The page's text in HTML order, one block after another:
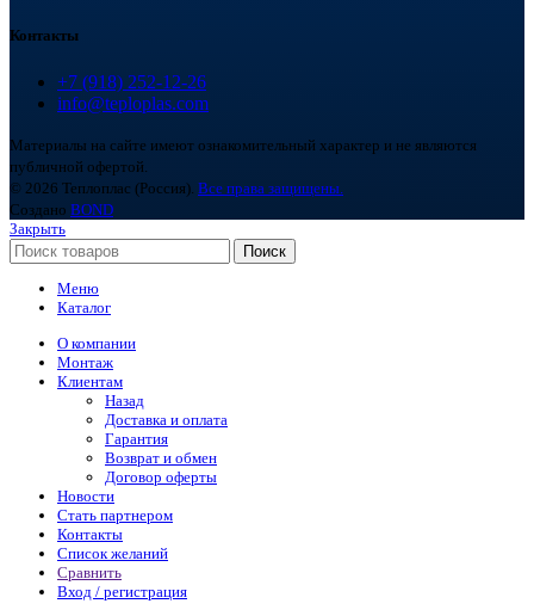
Контакты
+7 (918) 252-12-26
info@teploplas.com
Материалы на сайте имеют ознакомительный характер и не являются
публичной офертой.
© 2026 Теплоплас (Россия). Все права защищены.
Создано BOND
Закрыть
Поиск
Меню
Каталог
О компании
Монтаж
Клиентам
Назад
Доставка и оплата
Гарантия
Возврат и обмен
Договор оферты
Новости
Стать партнером
Контакты
Список желаний
Сравнить
Вход / регистрация